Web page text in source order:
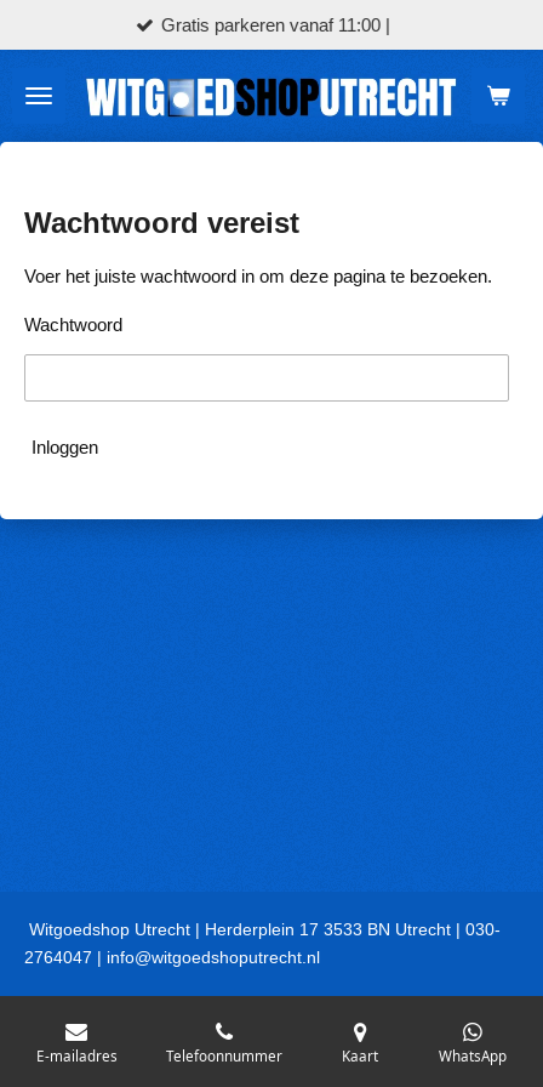
direct
naar
hoofdinhoud
parkeren vanaf 11:00 |
Wachtwoord vereist
Voer het juiste wachtwoord in om deze pagina te bezoeken.
Wachtwoord
Inloggen
Witgoedshop Utrecht | Herderplein 17 3533 BN Utrecht | 030-
2764047 | info@witgoedshoputrecht.nl
E-mailadres Telefoonnummer Kaart WhatsApp